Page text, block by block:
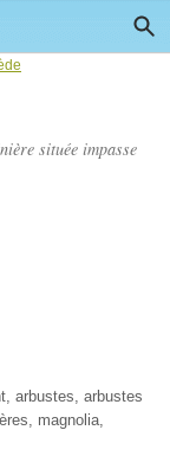
située impasse
arbustes, arbustes
magnolia,